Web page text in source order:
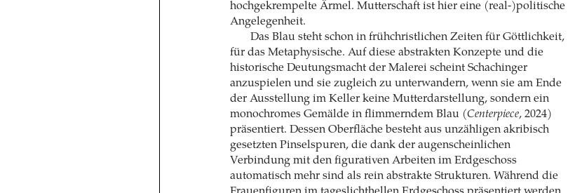
hochgekrempelte Ärmel. Mutterschaft ist hier eine (real-)politische
Angelegenheit.
Das Blau steht schon in frühchristlichen Zeiten für Göttlichkeit,
für das Metaphysische. Auf diese abstrakten Konzepte und die
historische Deutungsmacht der Malerei scheint Schachinger
anzuspielen und sie zugleich zu unterwandern, wenn sie am Ende
der Ausstellung im Keller keine Mutterdarstellung, sondern ein
monochromes Gemälde in flimmerndem Blau (Centerpiece, 2024)
präsentiert. Dessen Oberfläche besteht aus unzähligen akribisch
gesetzten Pinselspuren, die dank der augenscheinlichen
Verbindung mit den figurativen Arbeiten im Erdgeschoss
automatisch mehr sind als rein abstrakte Strukturen. Während die